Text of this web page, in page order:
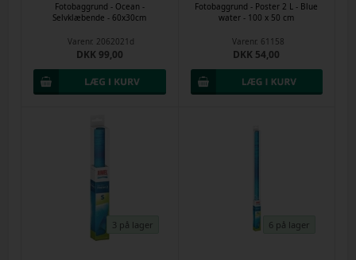
Fotobaggrund - Ocean -
Selvklæbende - 60x30cm
Varenr. 2062021d
DKK 99,00
Fotobaggrund - Poster 2 L - Blue
water - 100 x 50 cm
Varenr. 61158
DKK 54,00
3 på lager 6 på lager